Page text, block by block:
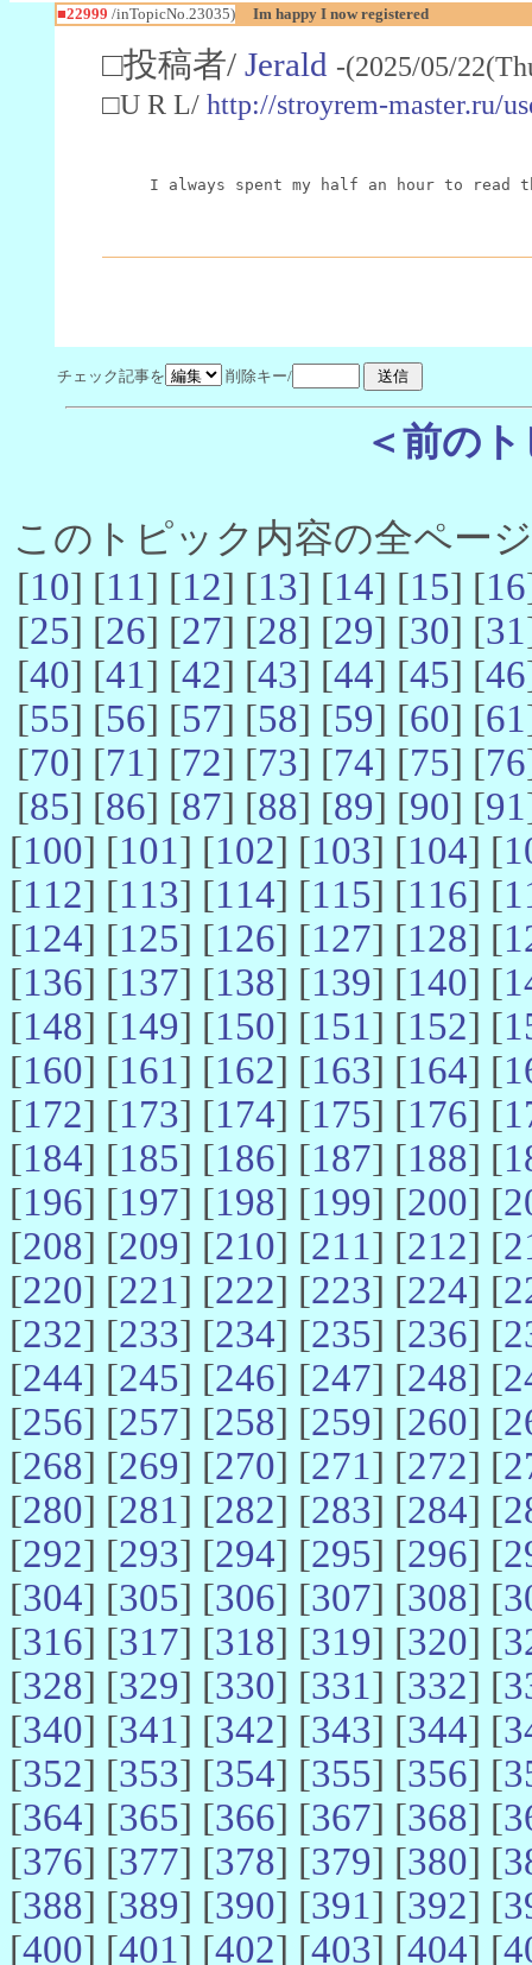
■22999 /inTopicNo.23035) Im happy I now registered
□投稿者/ Jerald -(2025/05/
□U R L/ http://stroyrem-master.ru/
I always spent my half an hour to
チェック記事を 削除キー/
＜前の
このトピック内容の全ペー
[10] [11] [12] [13] [14] [15] [16
[25] [26] [27] [28] [29] [30] [31
[40] [41] [42] [43] [44] [45] [46
[55] [56] [57] [58] [59] [60] [61
[70] [71] [72] [73] [74] [75] [76
[85] [86] [87] [88] [89] [90] [91
[100] [101] [102] [103] [104] [
[112] [113] [114] [115] [116] [
[124] [125] [126] [127] [128] [
[136] [137] [138] [139] [140] [
[148] [149] [150] [151] [152] [
[160] [161] [162] [163] [164] [
[172] [173] [174] [175] [176] [
[184] [185] [186] [187] [188] [
[196] [197] [198] [199] [200] [
[208] [209] [210] [211] [212] [
[220] [221] [222] [223] [224] [
[232] [233] [234] [235] [236] [
[244] [245] [246] [247] [248] [
[256] [257] [258] [259] [260] [
[268] [269] [270] [271] [272] [
[280] [281] [282] [283] [284] [
[292] [293] [294] [295] [296] [
[304] [305] [306] [307] [308] [
[316] [317] [318] [319] [320] [
[328] [329] [330] [331] [332] [
[340] [341] [342] [343] [344] [
[352] [353] [354] [355] [356] [
[364] [365] [366] [367] [368] [
[376] [377] [378] [379] [380] [
[388] [389] [390] [391] [392] [
[400] [401] [402] [403] [404] [